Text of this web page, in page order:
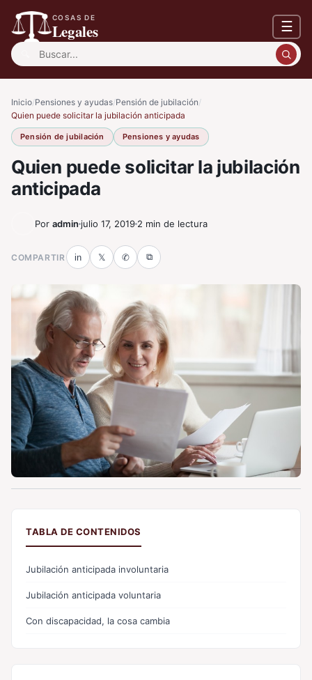
COSAS DE
Legales ☰
Buscar:
Inicio/Pensiones y ayudas/Pensión de jubilación/
Quien puede solicitar la jubilación anticipada
Pensión de jubilación Pensiones y ayudas
Quien puede solicitar la jubilación
anticipada
Por admin julio 17, 2019 2 min de lectura
COMPARTIR in 𝕏 ✆ ⧉
TABLA DE CONTENIDOS
Jubilación anticipada involuntaria
Jubilación anticipada voluntaria
Con discapacidad, la cosa cambia